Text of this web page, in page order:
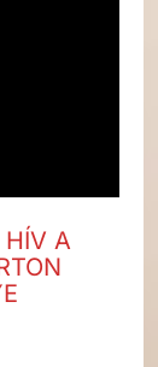
HÍV A